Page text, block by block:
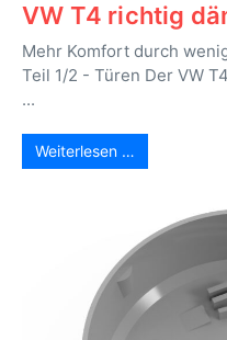
VW T4 richtig
Mehr Komfort durch
Teil 1/2 - Türen Der VW
...
Weiterlesen …